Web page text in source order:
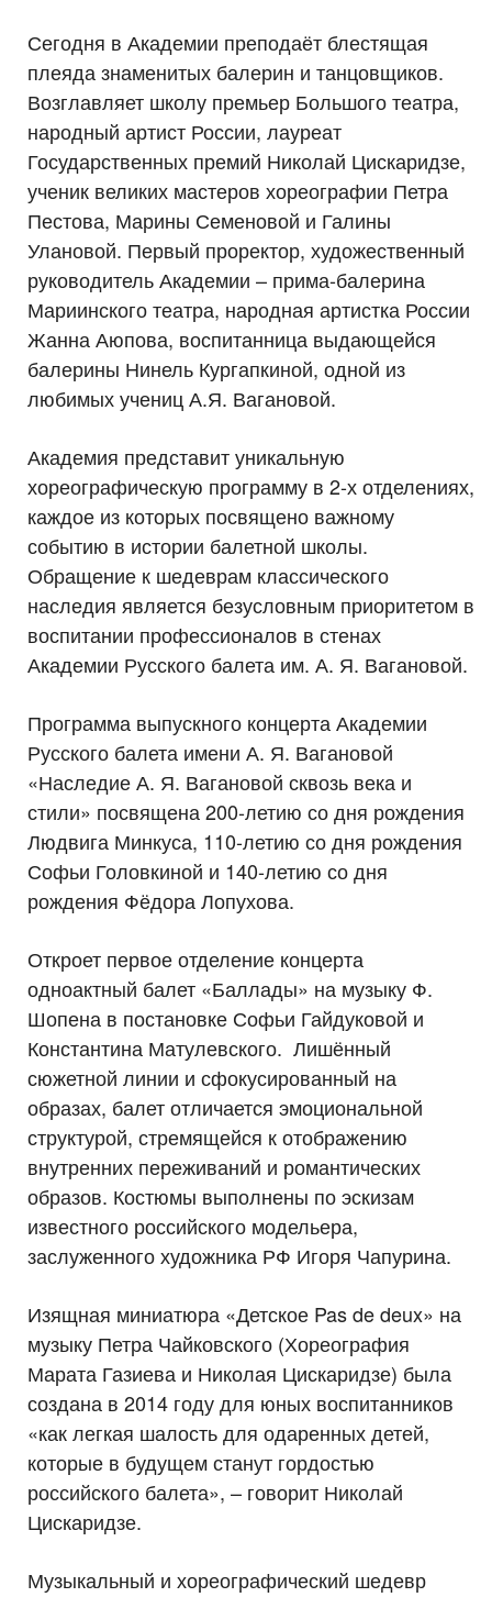
Сегодня в Академии преподаёт блестящая
плеяда знаменитых балерин и танцовщиков.
Возглавляет школу премьер Большого театра,
народный артист России, лауреат
Государственных премий Николай Цискаридзе,
ученик великих мастеров хореографии Петра
Пестова, Марины Семеновой и Галины
Улановой. Первый проректор, художественный
руководитель Академии – прима-балерина
Мариинского театра, народная артистка России
Жанна Аюпова, воспитанница выдающейся
балерины Нинель Кургапкиной, одной из
любимых учениц А.Я. Вагановой.
Академия представит уникальную
хореографическую программу в 2-х отделениях,
каждое из которых посвящено важному
событию в истории балетной школы.
Обращение к шедеврам классического
наследия является безусловным приоритетом в
воспитании профессионалов в стенах
Академии Русского балета им. А. Я. Вагановой.
Программа выпускного концерта Академии
Русского балета имени А. Я. Вагановой
«Наследие А. Я. Вагановой сквозь века и
стили» посвящена 200-летию со дня рождения
Людвига Минкуса, 110-летию со дня рождения
Софьи Головкиной и 140-летию со дня
рождения Фёдора Лопухова.
Откроет первое отделение концерта
одноактный балет «Баллады» на музыку Ф.
Шопена в постановке Софьи Гайдуковой и
Константина Матулевского. Лишённый
сюжетной линии и сфокусированный на
образах, балет отличается эмоциональной
структурой, стремящейся к отображению
внутренних переживаний и романтических
образов. Костюмы выполнены по эскизам
известного российского модельера,
заслуженного художника РФ Игоря Чапурина.
Изящная миниатюра «Детское Pas de deux» на
музыку Петра Чайковского (Хореография
Марата Газиева и Николая Цискаридзе) была
создана в 2014 году для юных воспитанников
«как легкая шалость для одаренных детей,
которые в будущем станут гордостью
российского балета», – говорит Николай
Цискаридзе.
Музыкальный и хореографический шедевр